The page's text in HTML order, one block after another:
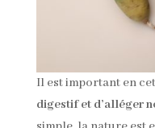
Il est important en
digestif et d’alléger